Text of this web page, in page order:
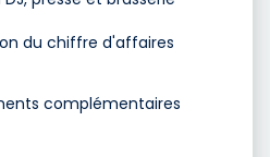
du chiffre d'affaires
complémentaires